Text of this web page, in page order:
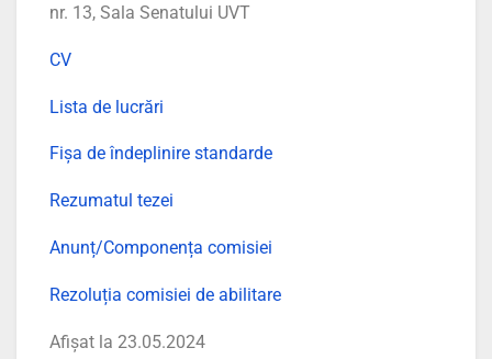
nr. 13, Sala Senatului UVT
CV
Lista de lucrări
Fișa de îndeplinire standarde
Rezumatul tezei
Anunț/Componența comisiei
Rezoluția comisiei de abilitare
Afișat la 23.05.2024